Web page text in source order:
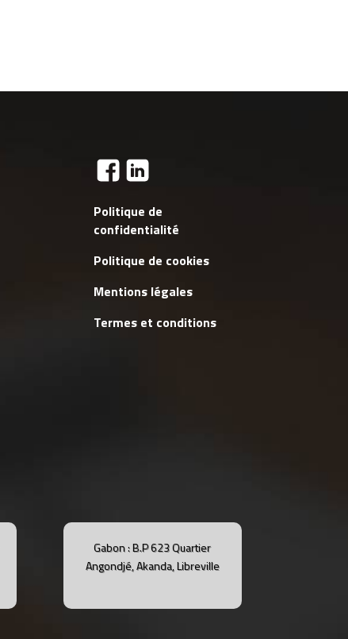
Politique de
confidentialité
Politique de cookies
Mentions légales
Termes et conditions
Gabon : B.P 623 Quartier
Angondjé, Akanda, Libreville